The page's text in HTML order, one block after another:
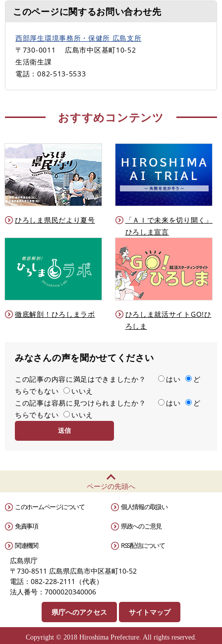
このページに関するお問い合わせ先
西部厚生環境事務所・保健所 広島支所
〒730-0011
広島市中区基町10-52
生活衛生課
電話：082-513-5533
おすすめコンテンツ
ひろしま県民だより夏号
「ＡＩで未来を切り開く」
ひろしま宣言
徹底解剖！ひろしまラボ
ひろしま就活サイトGO!ひ
ろしま
みなさんの声を聞かせてください
満
足
度
この記事の内容に満足はできましたか？ はい
ど
ちらでもない
いいえ
容
易
この記事は容易に見つけられましたか？ はい
ど
ちらでもない
いいえ
ページの先頭へ
このホームページについて 個人情報の取扱い
免責事項 県政へのご意見
関連機関 RSS配信について
広島県庁
〒730-8511 広島県広島市中区基町10-52
電話：082-228-2111（代表）
法人番号：7000020340006
県庁へのアクセス サイトマップ
Copyright © 2018 Hiroshima Prefecture. All rights reserved.